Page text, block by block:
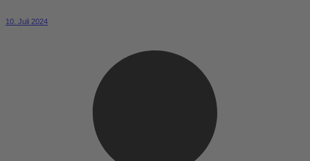
10. Juli 2024